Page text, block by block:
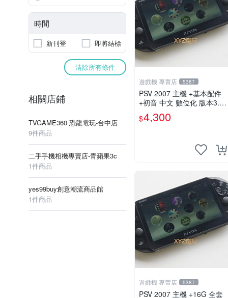
時間
新刊登 即將結標
清除所有條件
相關店鋪
TVGAME360 恐龍電玩-台中店
9件商品
二手手機相機專賣店-青蘋果3c
1件商品
yes99buy創意潮流商品館
1件商品
遊戲機 專賣店 5387
PSV 2007 主機 +基本配件
+初音 中文 數位化 版本3.69
PS Vita2007 保修一年 85成
新
$4,300
遊戲機 專賣店 5387
PSV 2007 主機 +16G 全套